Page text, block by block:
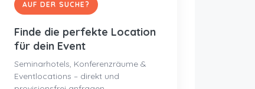
AUF DER SUCHE?
Finde die perfekte Location
für dein Event
Seminarhotels, Konferenzräume &
Eventlocations – direkt und